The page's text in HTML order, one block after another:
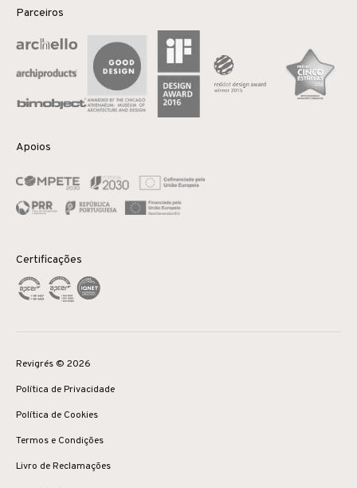
Parceiros
Apoios
Certificações
Revigrés © 2026
Política de Privacidade
Política de Cookies
Termos e Condições
Livro de Reclamações